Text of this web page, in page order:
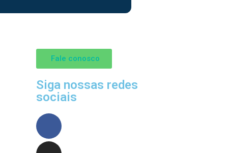
Fale conosco
Siga nossas redes
sociais